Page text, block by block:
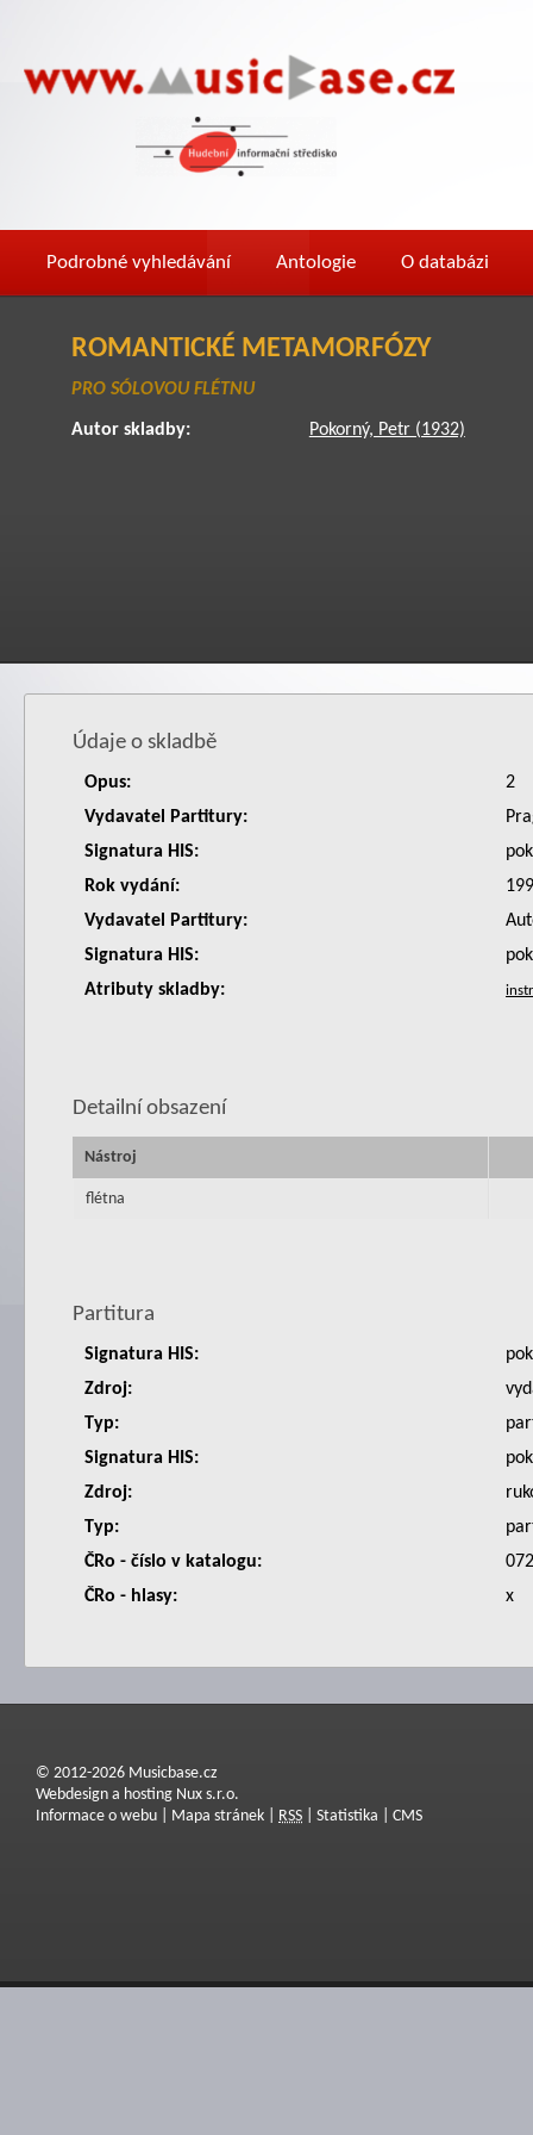
Podrobné vyhledávání Antologie O databázi
ROMANTICKÉ METAMORFÓZY
PRO SÓLOVOU FLÉTNU
Autor skladby: Pokorný, Petr (1932)
Údaje o skladbě
Opus:
2
Vydavatel Partitury:
Signatura HIS:
Rok vydání:
Vydavatel Partitury:
Signatura HIS:
Atributy skladby:
Detailní obsazení
Nástroj
flétna
Partitura
Signatura HIS:
Zdroj:
Typ:
Signatura HIS:
Zdroj:
Typ:
ČRo - číslo v katalogu:
ČRo - hlasy:
x
© 2012-2026 Musicbase.cz
Webdesign a hosting Nux s.r.o.
Informace o webu
Mapa stránek RSS Statistika CMS